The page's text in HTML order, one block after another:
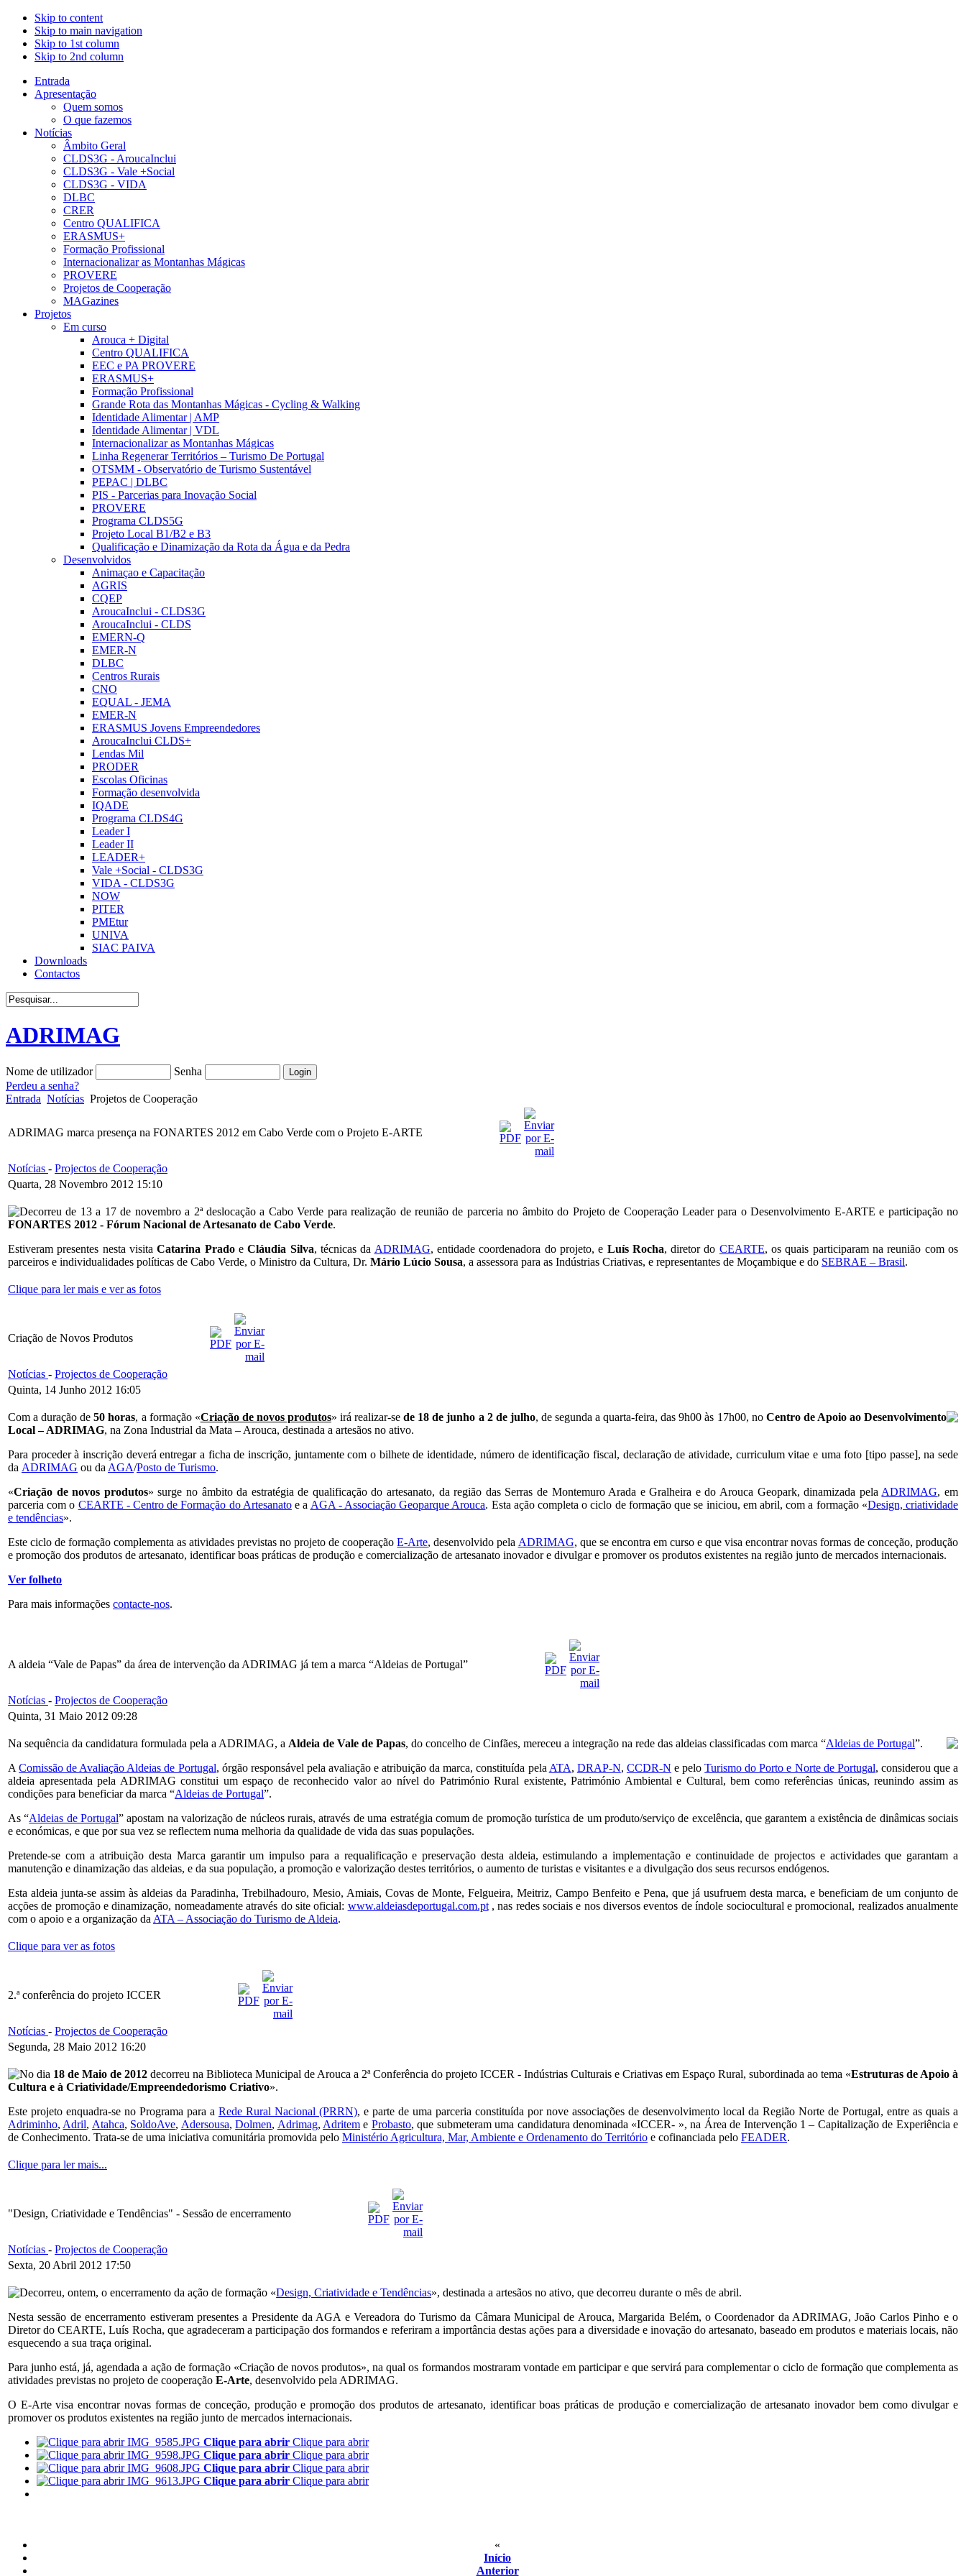
Skip to content
Skip to main navigation
Skip to 1st column
Skip to 2nd column
Entrada
Apresentação
Quem somos
O que fazemos
Notícias
Âmbito Geral
CLDS3G - AroucaInclui
CLDS3G - Vale +Social
CLDS3G - VIDA
DLBC
CRER
Centro QUALIFICA
ERASMUS+
Formação Profissional
Internacionalizar as Montanhas Mágicas
PROVERE
Projetos de Cooperação
MAGazines
Projetos
Em curso
Arouca + Digital
Centro QUALIFICA
EEC e PA PROVERE
ERASMUS+
Formação Profissional
Grande Rota das Montanhas Mágicas - Cycling & Walking
Identidade Alimentar | AMP
Identidade Alimentar | VDL
Internacionalizar as Montanhas Mágicas
Linha Regenerar Territórios – Turismo De Portugal
OTSMM - Observatório de Turismo Sustentável
PEPAC | DLBC
PIS - Parcerias para Inovação Social
PROVERE
Programa CLDS5G
Projeto Local B1/B2 e B3
Qualificação e Dinamização da Rota da Água e da Pedra
Desenvolvidos
Animaçao e Capacitação
AGRIS
CQEP
AroucaInclui - CLDS3G
AroucaInclui - CLDS
EMERN-Q
EMER-N
DLBC
Centros Rurais
CNO
EQUAL - JEMA
EMER-N
ERASMUS Jovens Empreendedores
AroucaInclui CLDS+
Lendas Mil
PRODER
Escolas Oficinas
Formação desenvolvida
IQADE
Programa CLDS4G
Leader I
Leader II
LEADER+
Vale +Social - CLDS3G
VIDA - CLDS3G
NOW
PITER
PMEtur
UNIVA
SIAC PAIVA
Downloads
Contactos
ADRIMAG
Nome de utilizador
Senha
Perdeu a senha?
Entrada Notícias Projetos de Cooperação
ADRIMAG marca presença na FONARTES 2012 em Cabo Verde com o Projeto E-ARTE
Notícias - Projectos de Cooperação
Quarta, 28 Novembro 2012 15:10
Decorreu de 13 a 17 de novembro a 2ª deslocação a Cabo Verde para realização de reunião de parceria no âmbito do Projeto de Cooperação Leader para o Desenvolvimento E-ARTE e participação no
FONARTES 2012 - Fórum Nacional de Artesanato de Cabo Verde.
Estiveram presentes nesta visitaCatarina PradoeCláudia Silva, técnicas da ADRIMAG, entidade coordenadora do projeto, e Luís Rocha, diretor do CEARTE, os quais participaram na reunião com os
parceiros e individualidades políticas de Cabo Verde, o Ministro da Cultura, Dr. Mário Lúcio Sousa, a assessora para as Indústrias Criativas, e representantes de Moçambique e do SEBRAE – Brasil.
Clique para ler mais e ver as fotos
Criação de Novos Produtos
Notícias - Projectos de Cooperação
Quinta, 14 Junho 2012 16:05
Com a duração de50 horas, a formação «Criação de novos produtos» irá realizar-sede 18 de junho a 2 de julho, de segunda a quarta-feira, das 9h00 às 17h00, noCentro de Apoio ao Desenvolvimento
Local – ADRIMAG, na Zona Industrial da Mata – Arouca, destinada a artesãos no ativo.
Para proceder à inscrição deverá entregar a ficha de inscrição, juntamente com o bilhete de identidade, número de identificação fiscal, declaração de atividade, curriculum vitae e uma foto [tipo passe], na sede
da ADRIMAG ou da AGA/Posto de Turismo.
«Criação de novos produtos» surge no âmbito da estratégia de qualificação do artesanato, da região das Serras de Montemuro Arada e Gralheira e do Arouca Geopark, dinamizada pela ADRIMAG, em
parceria com o CEARTE - Centro de Formação do Artesanatoe a AGA - Associação Geoparque Arouca. Esta ação completa o ciclo de formação que se iniciou, em abril, com a formação «Design, criatividade
e tendências».
Este ciclo de formação complementa as atividades previstas no projeto de cooperaçãoE-Arte, desenvolvido pela ADRIMAG, que se encontra em curso e que visa encontrar novas formas de conceção, produção
e promoção dos produtos de artesanato, identificar boas práticas de produção e comercialização de artesanato inovador e divulgar e promover os produtos existentes na região junto de mercados internacionais.
Ver folheto
Para mais informações contacte-nos.
A aldeia “Vale de Papas” da área de intervenção da ADRIMAG já tem a marca “Aldeias de Portugal”
Notícias - Projectos de Cooperação
Quinta, 31 Maio 2012 09:28
Na sequência da candidatura formulada pela a ADRIMAG, a Aldeia de Vale de Papas, do concelho de Cinfães, mereceu a integração na rede das aldeias classificadas com marca “Aldeias de Portugal”.
AComissão de Avaliação Aldeias de Portugal, órgão responsável pela avaliação e atribuição da marca, constituída pela ATA, DRAP-N, CCDR-N e peloTurismo do Porto e Norte de Portugal, considerou que a
aldeia apresentada pela ADRIMAG constitui um espaço de reconhecido valor ao nível do Património Rural existente, Património Ambiental e Cultural, bem como referências únicas, reunindo assim as
condições para beneficiar da marca “Aldeias de Portugal”.
As “Aldeias de Portugal” apostam na valorização de núcleos rurais, através de uma estratégia comum de promoção turística de um produto/serviço de excelência, que garantem a existência de dinâmicas sociais
e económicas, e que por sua vez se reflectem numa melhoria da qualidade de vida das suas populações.
Pretende-se com a atribuição desta Marca garantir um impulso para a requalificação e preservação desta aldeia, estimulando a implementação e continuidade de projectos e actividades que garantam a
manutenção e dinamização das aldeias, e da sua população, a promoção e valorização destes territórios, o aumento de turistas e visitantes e a divulgação dos seus recursos endógenos.
Esta aldeia junta-se assim às aldeias da Paradinha, Trebilhadouro, Mesio, Amiais, Covas de Monte, Felgueira, Meitriz, Campo Benfeito e Pena, que já usufruem desta marca, e beneficiam de um conjunto de
acções de promoção e dinamização, nomeadamente através do site oficial: www.aldeiasdeportugal.com.pt, nas redes sociais e nos diversos eventos de índole sociocultural e promocional, realizados anualmente
com o apoio e a organização da ATA – Associação do Turismo de Aldeia.
Clique para ver as fotos
2.ª conferência do projeto ICCER
Notícias - Projectos de Cooperação
Segunda, 28 Maio 2012 16:20
No dia 18 de Maio de 2012 decorreu na Biblioteca Municipal de Arouca a 2ª Conferência do projeto ICCER - Indústrias Culturais e Criativas em Espaço Rural, subordinada ao tema «Estruturas de Apoio à
Cultura e à Criatividade/Empreendedorismo Criativo».
Este projeto enquadra-se no Programa para a Rede Rural Nacional (PRRN), e parte de uma parceria constituída por nove associações de desenvolvimento local da Região Norte de Portugal, entre as quais a
Adriminho, Adril, Atahca, SoldoAve, Adersousa,Dolmen, Adrimag, Adritem e Probasto, que submeteram uma candidatura denominada «ICCER- », na Área de Intervenção 1 – Capitalização de Experiência e
de Conhecimento. Trata-se de uma iniciativa comunitária promovida pelo Ministério Agricultura, Mar, Ambiente e Ordenamento do Território e cofinanciada pelo FEADER.
Clique para ler mais...
"Design, Criatividade e Tendências" - Sessão de encerramento
Notícias - Projectos de Cooperação
Sexta, 20 Abril 2012 17:50
Decorreu, ontem, o encerramento da ação de formação «Design, Criatividade e Tendências», destinada a artesãos no ativo, que decorreu durante o mês de abril.
Nesta sessão de encerramento estiveram presentes a Presidente da AGA e Vereadora do Turismo da Câmara Municipal de Arouca, Margarida Belém, o Coordenador da ADRIMAG, João Carlos Pinho e o
Diretor do CEARTE, Luís Rocha, que agradeceram a participação dos formandos e referiram a importância destas ações para a diversidade e inovação do artesanato, baseado em produtos e materiais locais, não
esquecendo a sua traça original.
Para junho está, já, agendada a ação de formação «Criação de novos produtos», na qual os formandos mostraram vontade em participar e que servirá para complementar o ciclo de formação que complementa as
atividades previstas no projeto de cooperação E-Arte, desenvolvido pela ADRIMAG.
O E-Arte visa encontrar novas formas de conceção, produção e promoção dos produtos de artesanato, identificar boas práticas de produção e comercialização de artesanato inovador bem como divulgar e
promover os produtos existentes na região junto de mercados internacionais.
Clique para abrir Clique para abrir
Clique para abrir Clique para abrir
Clique para abrir Clique para abrir
Clique para abrir Clique para abrir
«
Início
Anterior